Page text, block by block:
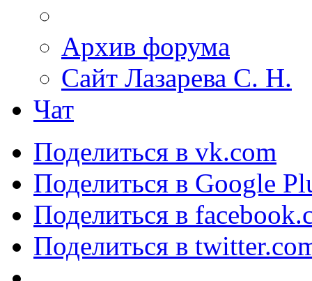
Архив форума
Сайт Лазарева С. Н.
Чат
Поделиться в vk.com
Поделиться в Google
Поделиться в
Поделиться в